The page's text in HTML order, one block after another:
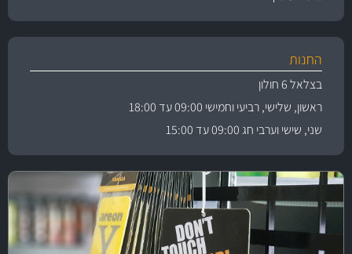
החנות
בצלאל 6 חולון
ראשון, שלישי, רביעי וחמישי 09:00 עד 18:00
שני, שישי וערבי חג 09:00 עד 15:00